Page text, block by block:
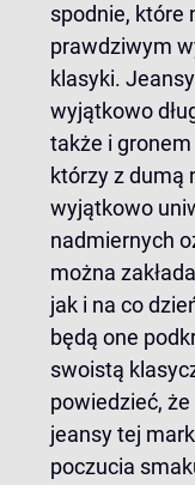
spodnie, które
prawdziwym
klasyki.
wyjątkowo
także i
którzy z dumą
wyjątkowo
nadmiernych
można
jak i na co
będą one
swoistą
powiedzieć,
jeansy tej
poczucia